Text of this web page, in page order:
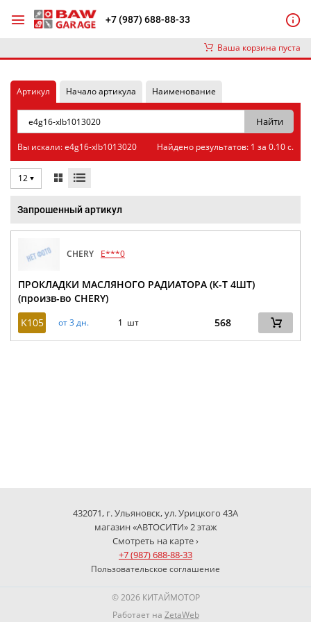
+7 (987) 688-88-33
Ваша корзина пуста
Артикул Начало артикула Наименование
Вы искали: e4g16-xlb1013020 Найдено результатов: 1 за 0.10 с.
12
Запрошенный артикул
CHERY E***0
ПРОКЛАДКИ МАСЛЯНОГО РАДИАТОРА (К-Т 4ШТ)
(произв-во CHERY)
K105
от 3 дн. 1 шт 568
432071, г. Ульяновск, ул. Урицкого 43А
магазин «АВТОСИТИ» 2 этаж
Смотреть на карте ›
+7 (987) 688-88-33
Пользовательское соглашение
© 2026 КИТАЙМОТОР
Работает на ZetaWeb